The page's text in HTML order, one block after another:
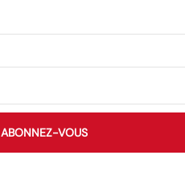
ABONNEZ-VOUS